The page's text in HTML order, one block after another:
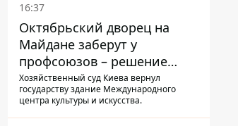
16:37
Октябрьский дворец на
Майдане заберут у
профсоюзов – решение
Хозяйственного суда
Хозяйственный суд Киева вернул
государству здание Международного
центра культуры и искусства.